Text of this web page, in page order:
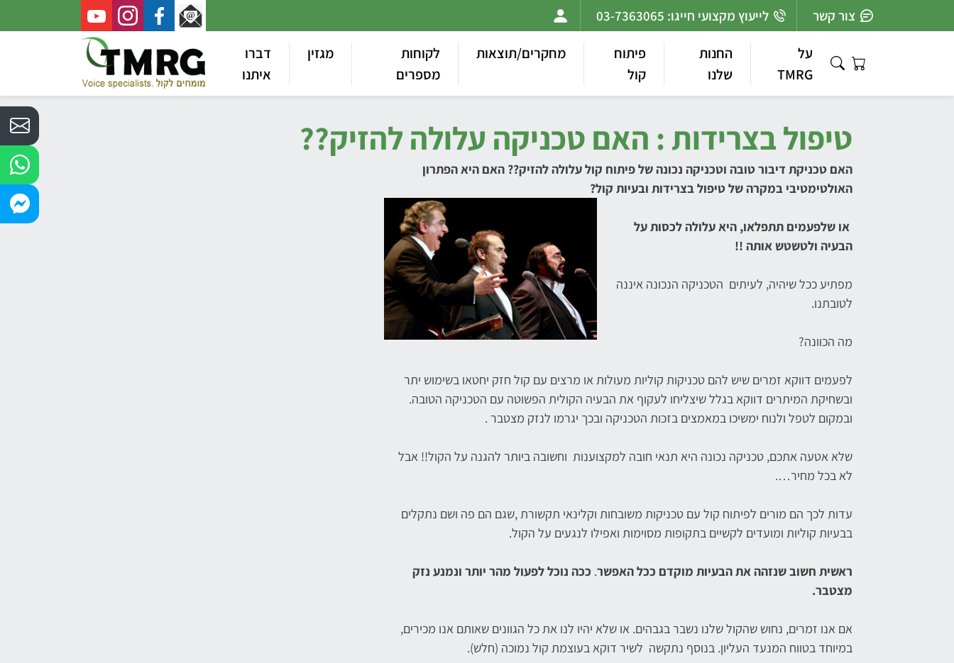
צור קשר לייעוץ מקצועי חייגו: 03-7363065
על
TMRG
החנות
שלנו
פיתוח
קול
מחקרים/תוצאות
לקוחות
מספרים
מגזין
דברו
איתנו
טיפול בצרידות : האם טכניקה עלולה להזיק??
האם טכניקת דיבור טובה וטכניקה נכונה של פיתוח קול עלולה להזיק?? האם היא הפתרון
האולטימטיבי במקרה של טיפול בצרידות ובעיות קול?
או שלפעמים תתפלאו, היא עלולה לכסות על
הבעיה ולטשטש אותה !!
מפתיע ככל שיהיה, לעיתים הטכניקה הנכונה איננה
לטובתנו.
מה הכוונה?
לפעמים דווקא זמרים שיש להם טכניקות קוליות מעולות או מרצים עם קול חזק יחטאו בשימוש יתר
ובשחיקת המיתרים דווקא בגלל שיצליחו לעקוף את הבעיה הקולית הפשוטה עם הטכניקה הטובה.
ובמקום לטפל ולנוח ימשיכו במאמצים בזכות הטכניקה ובכך יגרמו לנזק מצטבר .
שלא אטעה אתכם, טכניקה נכונה היא תנאי חובה למקצוענות וחשובה ביותר להגנה על הקול!! אבל
לא בכל מחיר….
עדות לכך הם מורים לפיתוח קול עם טכניקות משובחות וקלינאי תקשורת ,שגם הם פה ושם נתקלים
בבעיות קוליות ומועדים לקשיים בתקופות מסוימות ואפילו לנגעים על הקול.
ראשית חשוב שנזהה את הבעיות מוקדם ככל האפשר. ככה נוכל לפעול מהר יותר ונמנע נזק
מצטבר.
אם אנו זמרים, נחוש שהקול שלנו נשבר בגבהים. או שלא יהיו לנו את כל הגוונים שאותם אנו מכירים,
במיוחד בטווח המנעד העליון. בנוסף נתקשה לשיר דוקא בעוצמת קול נמוכה (חלש).